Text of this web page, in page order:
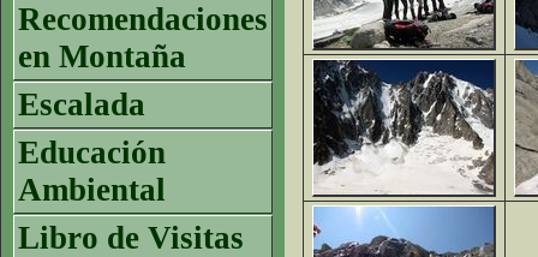
Recomendaciones
en Montaña
Escalada
Educación
Ambiental
Libro de Visitas